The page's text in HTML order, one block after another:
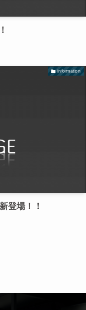
information
登場！！